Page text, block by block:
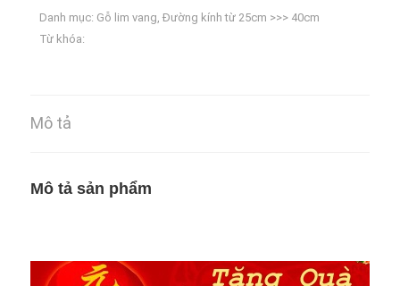
Danh mục: Gỗ lim vang, Đường kính từ 25cm >>> 40cm
Từ khóa:
Mô tả
Mô tả sản phẩm